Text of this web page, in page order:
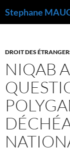
Stephane
DROIT DES
NIQAB